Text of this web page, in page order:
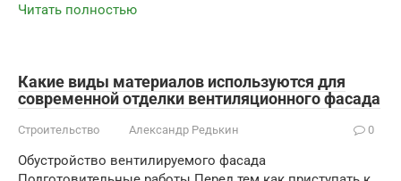
Читать полностью
Какие виды материалов используются для
современной отделки вентиляционного фасада
Строительство Александр Редькин 0
Обустройство вентилируемого фасада